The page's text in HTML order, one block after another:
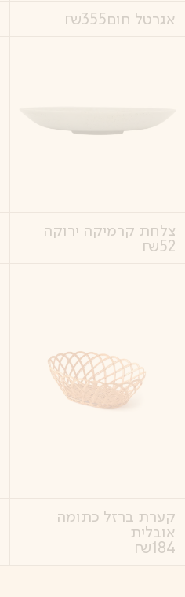
אגרטל חום355
₪
צלחת קרמיקה ירוקה
52
₪
קערת ברזל כתומה
אובלית
184
₪